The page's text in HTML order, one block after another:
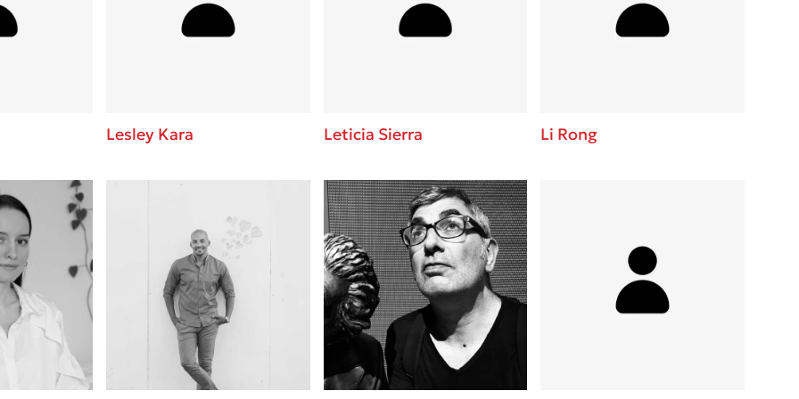
Baccalario
Εύκολη συνταγή για chicken BBQ pizza
παύση σε μετωπική σύγκρουση με τη
Πάνω, κάτω, μπροστά, πίσω; Κάνε το
τεστ και ανακάλυψε την τάση σου!
Lesley Kara Leticia Sierra Li Rong